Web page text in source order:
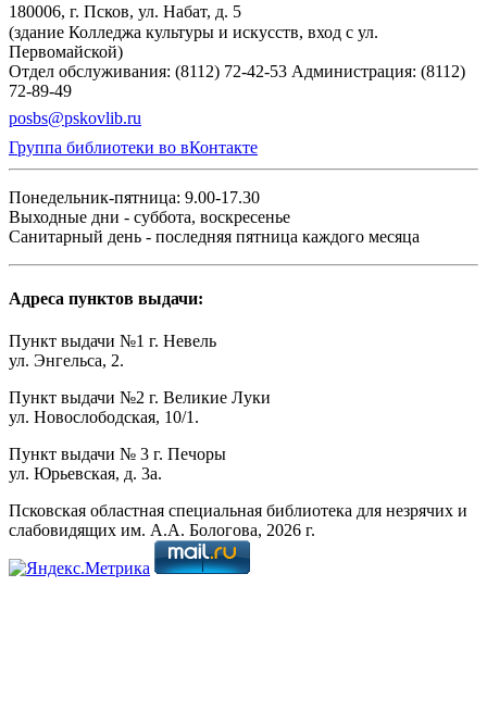
180006, г. Псков, ул. Набат, д. 5
(здание Колледжа культуры и искусств, вход с ул.
Первомайской)
Отдел обслуживания: (8112) 72-42-53 Администрация: (8112)
72-89-49
posbs@pskovlib.ru
Группа библиотеки во вКонтакте
Понедельник-пятница: 9.00-17.30
Выходные дни - суббота, воскресенье
Санитарный день - последняя пятница каждого месяца
Адреса пунктов выдачи:
Пункт выдачи №1 г. Невель
ул. Энгельса, 2.
Пункт выдачи №2 г. Великие Луки
ул. Новослободская, 10/1.
Пункт выдачи № 3 г. Печоры
ул. Юрьевская, д. 3а.
Псковская областная специальная библиотека для незрячих и
слабовидящих им. А.А. Бологова, 2026 г.